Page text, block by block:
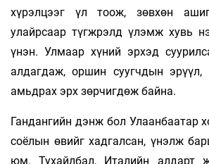
хүрэлцээг үл тоож, зөвхөн
улайрсаар түгжрэлд үлэмж хувь
үнэн. Улмаар хүний эрхэд
алдагдаж, оршин суугчдын
амьдрах эрх зөрчигдөж байна.
Гандангийн дэнж бол Улаанбаатар
соёлын өвийг хадгалсан, үнэлж
юм. Тухайлбал, Италийн алдарт